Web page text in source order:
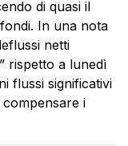
di quasi il
In una nota
netti
rispetto a lunedì
flussi significativi
i